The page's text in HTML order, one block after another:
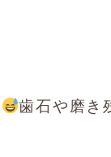
歯石や磨き